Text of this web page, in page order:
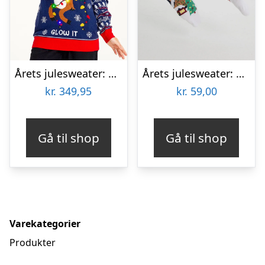
Årets julesweater: Sexy And I Glow It Blå – dame / kvinder. Ugly Christmas Sweater lavet i Danmark
kr. 349,95
Gå til shop
Årets julesweater: Santa Claus Is Coming To Town Socks Navy. Ugly Christmas Sweater lavet i Danmark
kr. 59,00
Gå til shop
Varekategorier
Produkter